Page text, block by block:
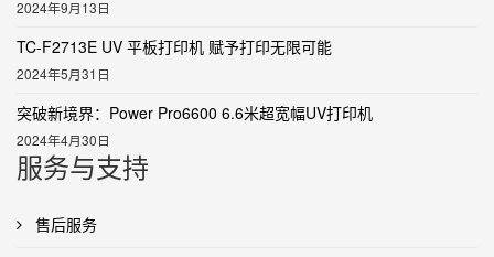
2024年9月13日
TC-F2713E UV 平板打印机 赋予打印无限可能
2024年5月31日
突破新境界：Power Pro6600 6.6米超宽幅UV打印机
2024年4月30日
服务与支持
售后服务